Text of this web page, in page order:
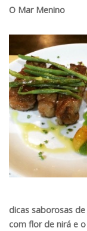
O Mar Menino
dicas saborosas
com flor de nirá e